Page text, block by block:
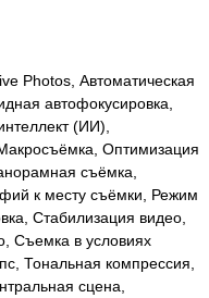
Photos, Автоматическая
автофокусировка,
(ИИ),
Оптимизация
съёмка,
к месту съёмки, Режим
Стабилизация видео,
Съемка в условиях
Тональная компрессия,
сцена,